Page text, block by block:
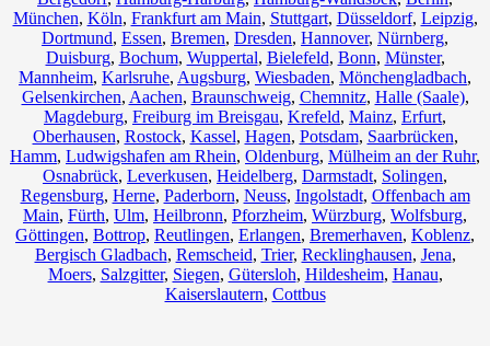
München, Köln, Frankfurt am Main, Stuttgart, Düsseldorf, Leipzig,
Dortmund, Essen, Bremen, Dresden, Hannover, Nürnberg,
Duisburg, Bochum, Wuppertal, Bielefeld, Bonn, Münster,
Mannheim, Karlsruhe, Augsburg, Wiesbaden, Mönchengladbach,
Gelsenkirchen, Aachen, Braunschweig, Chemnitz⁠, Halle (Saale),
Magdeburg, Freiburg im Breisgau, Krefeld, Mainz, Erfurt,
Oberhausen, Rostock, Kassel, Hagen, Potsdam, Saarbrücken,
Hamm, Ludwigshafen am Rhein, Oldenburg, Mülheim an der Ruhr,
Osnabrück, Leverkusen, Heidelberg, Darmstadt, Solingen,
Regensburg, Herne, Paderborn, Neuss, Ingolstadt, Offenbach am
Main, Fürth, Ulm, Heilbronn, Pforzheim, Würzburg, Wolfsburg,
Göttingen, Bottrop, Reutlingen, Erlangen, Bremerhaven, Koblenz,
Bergisch Gladbach, Remscheid, Trier, Recklinghausen, Jena,
Moers, Salzgitter, Siegen, Gütersloh, Hildesheim, Hanau,
Kaiserslautern, Cottbus